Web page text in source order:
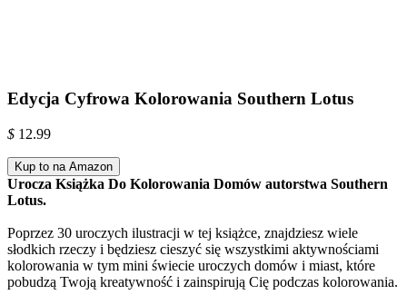
Edycja Cyfrowa Kolorowania Southern Lotus
$ 12.99
Kup to na Amazon
Urocza Książka Do Kolorowania Domów autorstwa Southern
Lotus.
Poprzez 30 uroczych ilustracji w tej książce, znajdziesz wiele
słodkich rzeczy i będziesz cieszyć się wszystkimi aktywnościami
kolorowania w tym mini świecie uroczych domów i miast, które
pobudzą Twoją kreatywność i zainspirują Cię podczas kolorowania.